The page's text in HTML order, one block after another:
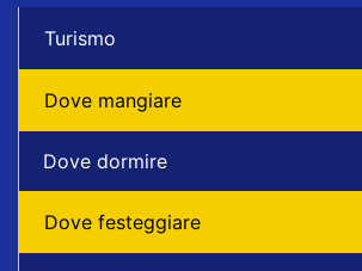
Turismo
Dove mangiare
Dove dormire
Dove festeggiare